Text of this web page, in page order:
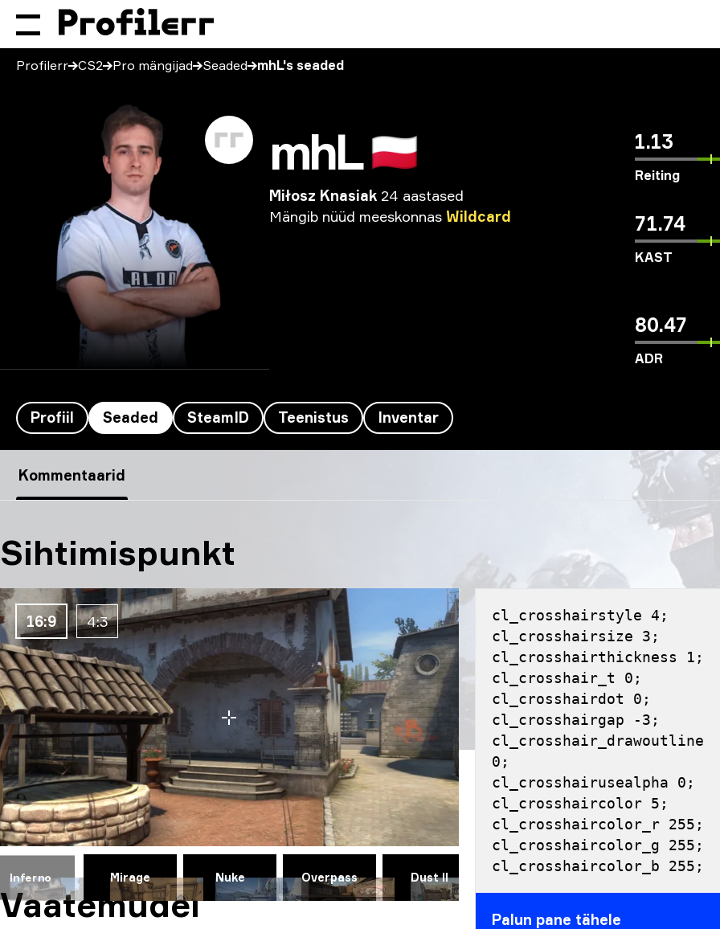
Profilerr CS2 Pro mängijad Seaded mhL's seaded
mhL 🇵🇱
Miłosz Knasiak 24 aastased
Mängib nüüd meeskonnas Wildcard
1.13
Reiting
71.74
KAST
80.47
ADR
Profiil Seaded SteamID Teenistus Inventar
Kommentaarid
Sihtimispunkt
16:9 4:3
Inferno Mirage Nuke Overpass Dust II Vertigo Ancient
cl_crosshairstyle 4;
cl_crosshairsize 3;
cl_crosshairthickness 1;
cl_crosshair_t 0;
cl_crosshairdot 0;
cl_crosshairgap -3;
cl_crosshair_drawoutline
0;
cl_crosshairusealpha 0;
cl_crosshaircolor 5;
cl_crosshaircolor_r 255;
cl_crosshaircolor_g 255;
cl_crosshaircolor_b 255;
Palun pane tähele
Vaatemudel